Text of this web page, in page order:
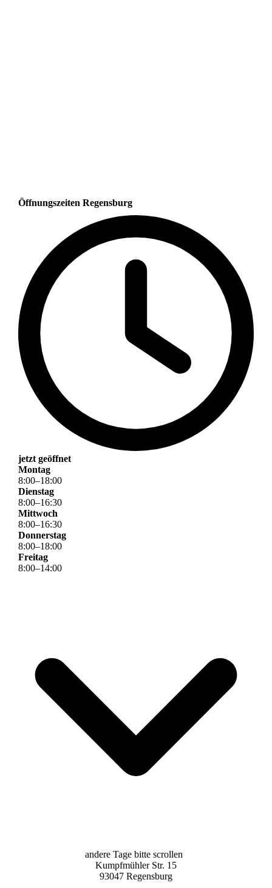
Öffnungszeiten Regensburg
jetzt geöffnet
Montag
8:00–18:00
Dienstag
8:00–16:30
Mittwoch
8:00–16:30
Donnerstag
8:00–18:00
Freitag
8:00–14:00
andere Tage bitte scrollen
Kumpfmühler Str. 15
93047 Regensburg